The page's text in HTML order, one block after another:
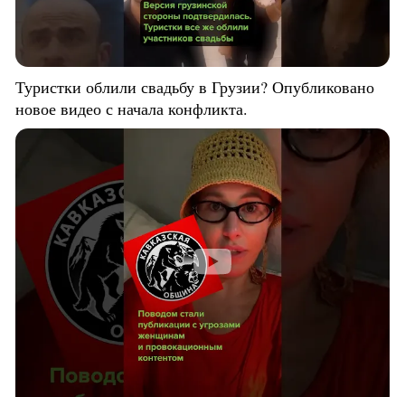
Туристки облили свадьбу в Грузии? Опубликовано
новое видео с начала конфликта.